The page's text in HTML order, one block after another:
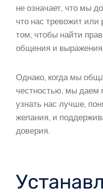
не означает, что мы
что нас тревожит или
том, чтобы найти
общения и
Однако, когда мы
честностью, мы даем
узнать нас лучше,
желания, и
доверия.